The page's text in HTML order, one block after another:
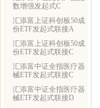
数增强发起式C
汇添富上证科创板50成
份ETF发起式联接A
汇添富上证科创板50成
份ETF发起式联接C
汇添富中证全指医疗器
械ETF发起式联接C
汇添富中证全指医疗器
械ETF发起式联接D